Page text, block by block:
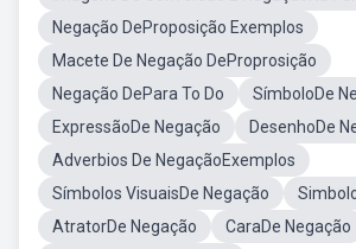
Negação DeProposição Exemplos
Macete De Negação DeProprosição
Negação DePara To Do
SímboloDe
ExpressãoDe Negação
DesenhoDe
Adverbios De NegaçãoExemplos
Símbolos VisuaisDe Negação
AtratorDe Negação
CaraDe Negação